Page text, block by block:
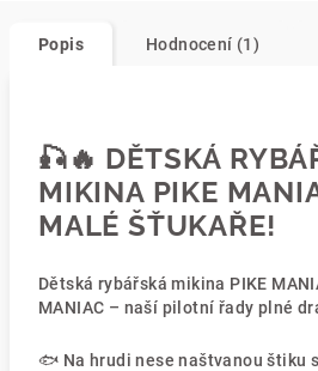
Popis Hodnocení (1)
🎣🔥 DĚTSKÁ
MIKINA PIKE
MALÉ ŠŤUKAŘE!
Dětská rybářská mikina PIKE
MANIAC – naší pilotní řady plné
🐟 Na hrudi nese naštvanou štiku